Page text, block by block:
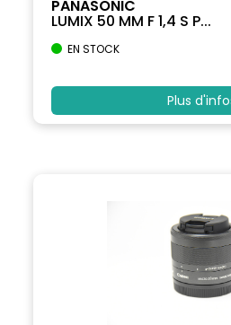
PANASONIC
LUMIX 50 MM F 1,4 S P...
EN STOCK
Plus